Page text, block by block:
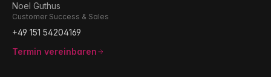
Noel Guthus
Customer Success & Sales
+49 151 54204169
Termin vereinbaren